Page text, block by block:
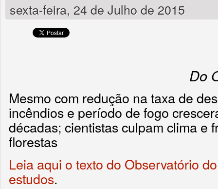
sexta-feira, 24 de Julho de 2015
Do
Mesmo com redução na taxa de
incêndios e período de fogo
décadas; cientistas culpam clima e
florestas
Leia aqui o texto do Observatório
estudos.